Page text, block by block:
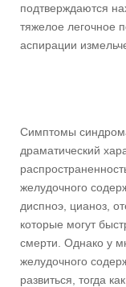
подтверждаются
тяжелое легочное
аспирации
Симптомы
драматический
желудочного
диспноэ, цианоз,
которые могут
смерти. Однако у
желудочного
развиться, тогда